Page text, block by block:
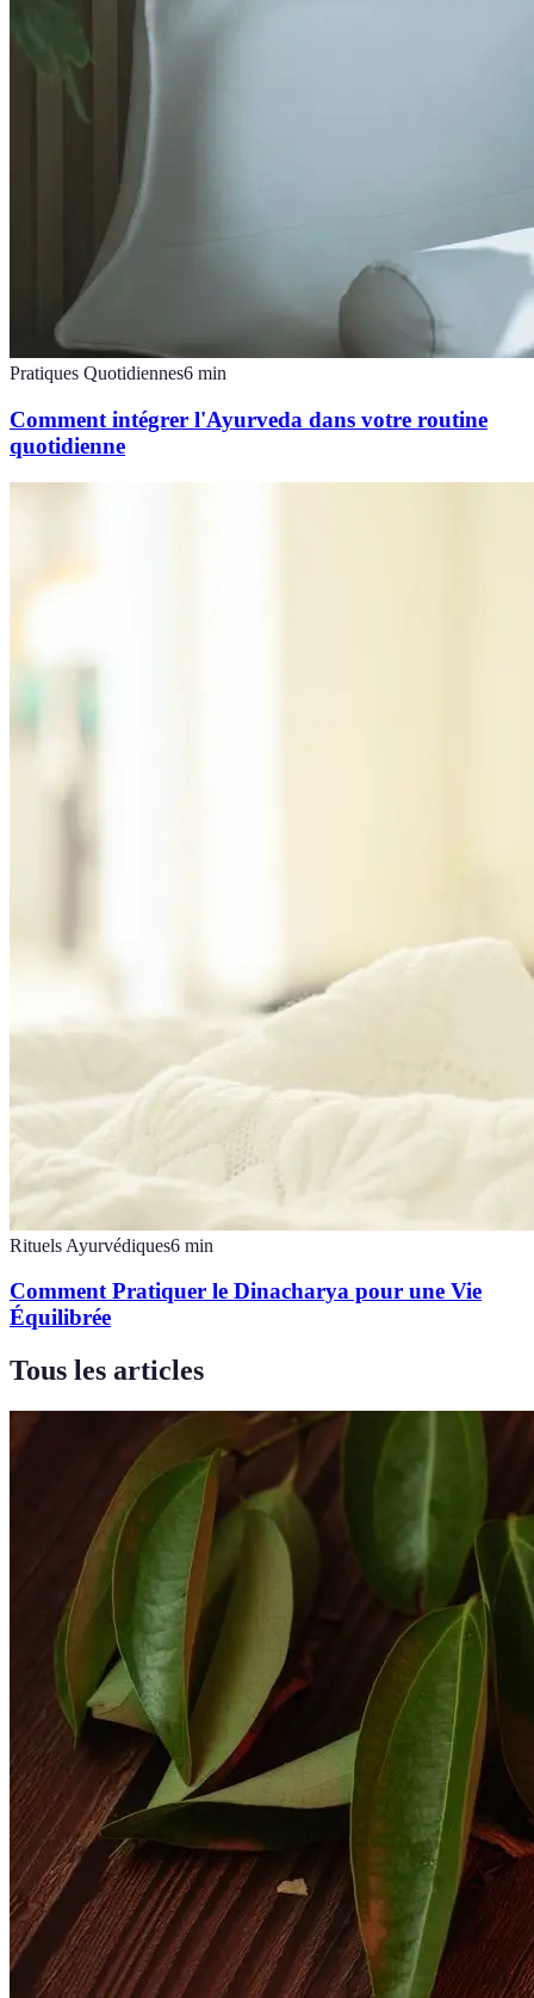
Pratiques Quotidiennes6 min
Comment intégrer l'Ayurveda dans votre routine
quotidienne
Rituels Ayurvédiques6 min
Comment Pratiquer le Dinacharya pour une Vie
Équilibrée
Tous les articles